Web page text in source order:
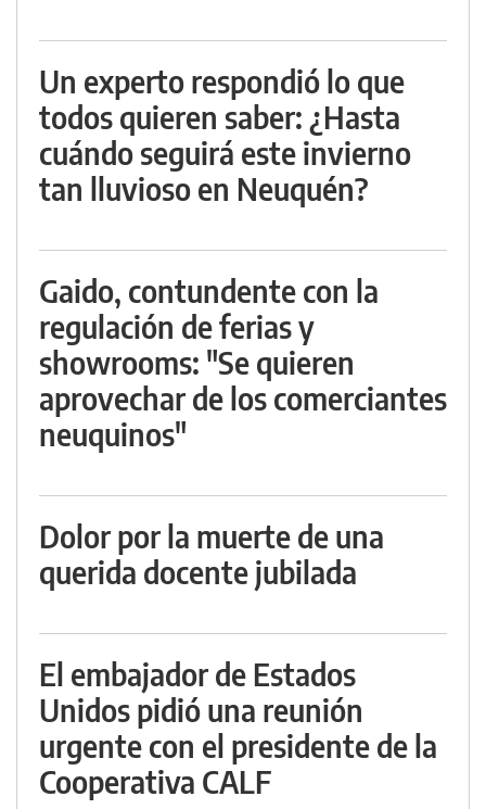
Un experto respondió lo que
todos quieren saber: ¿Hasta
cuándo seguirá este invierno
tan lluvioso en Neuquén?
Gaido, contundente con la
regulación de ferias y
showrooms: "Se quieren
aprovechar de los comerciantes
neuquinos"
Dolor por la muerte de una
querida docente jubilada
El embajador de Estados
Unidos pidió una reunión
urgente con el presidente de la
Cooperativa CALF